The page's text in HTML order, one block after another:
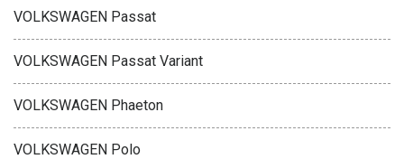
VOLKSWAGEN Passat
VOLKSWAGEN Passat Variant
VOLKSWAGEN Phaeton
VOLKSWAGEN Polo